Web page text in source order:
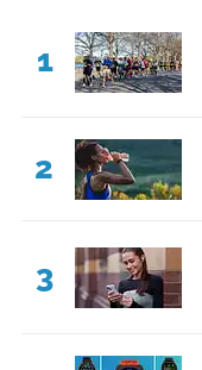
1
2
3